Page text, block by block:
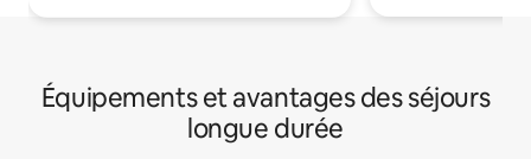
Équipements et avantages des séjours
longue durée